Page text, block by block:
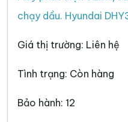
chạy dầu. Hyundai
Giá thị trường: Liên hệ
Tình trạng: Còn hàng
Bảo hành: 12